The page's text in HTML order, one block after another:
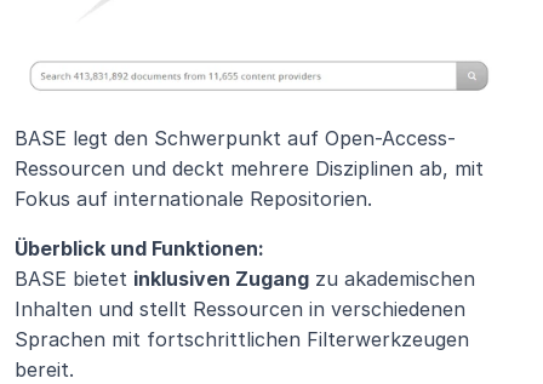
BASE legt den Schwerpunkt auf Open-Access-
Ressourcen und deckt mehrere Disziplinen ab, mit
Fokus auf internationale Repositorien.
Überblick und Funktionen:
BASE bietet inklusiven Zugang zu akademischen
Inhalten und stellt Ressourcen in verschiedenen
Sprachen mit fortschrittlichen Filterwerkzeugen
bereit.